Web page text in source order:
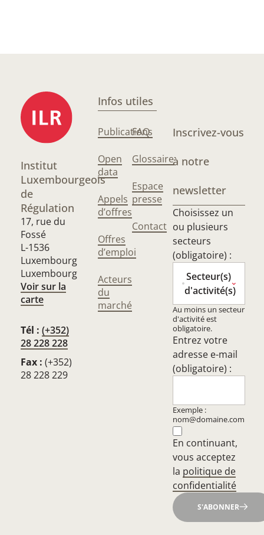
Institut
Luxembourgeois
de
Régulation
17, rue du
Fossé
L-1536
Luxembourg
Luxembourg
Voir sur la
carte
Tél : (+352)
28 228 228
Fax : (+352)
28 228 229
Infos utiles
Publications
Open
data
Appels
d’offres
Offres
d’emploi
Acteurs
du
marché
FAQ
Glossaire
Espace
presse
Contact
Inscrivez-vous
à notre
newsletter
Choisissez un
ou plusieurs
secteurs
(obligatoire) :
Secteur(s)
d'activité(s)
Au moins un secteur
d'activité est
obligatoire.
Entrez votre
adresse e-mail
(obligatoire) :
Exemple :
nom@domaine.com
En continuant,
vous acceptez
la politique de
confidentialité
S'ABONNER